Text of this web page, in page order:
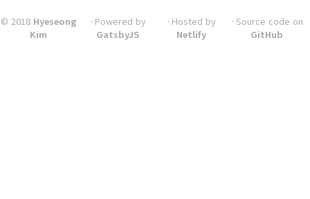
© 2018 Hyeseong
Kim
Powered by
GatsbyJS
Hosted by
Netlify
Source code on
GitHub